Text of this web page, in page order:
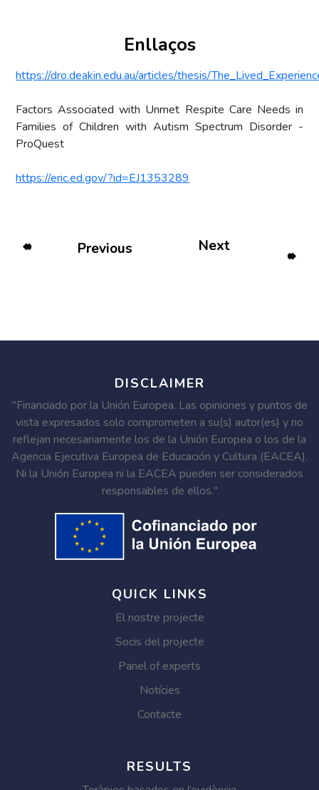
Enllaços
https://dro.deakin.edu.au/articles/thesis/
Factors Associated with Unmet Respite Care Needs in
Families of Children with Autism Spectrum Disorder -
ProQuest
https://eric.ed.gov/?id=EJ1353289
Previous Next
DISCLAIMER
"Financiado por la Unión Europea. Las opiniones y puntos de
vista expresados solo comprometen a su(s) autor(es) y no
reflejan necesariamente los de la Unión Europea o los de la
Agencia Ejecutiva Europea de Educación y Cultura (EACEA).
Ni la Unión Europea ni la EACEA pueden ser considerados
responsables de ellos."
QUICK LINKS
El nostre projecte
Socis del projecte
Panel of experts
Notícies
Contacte
RESULTS